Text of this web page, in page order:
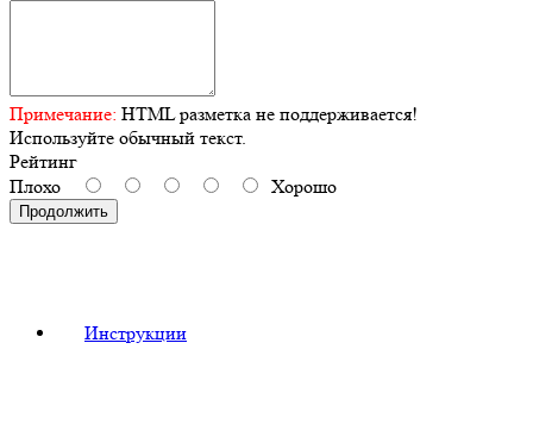
Примечание: HTML разметка не поддерживается!
Используйте обычный текст.
Рейтинг
Плохо
Хорошо
Продолжить
Инструкции